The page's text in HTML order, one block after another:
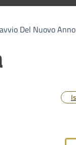
Del Nuovo Anno